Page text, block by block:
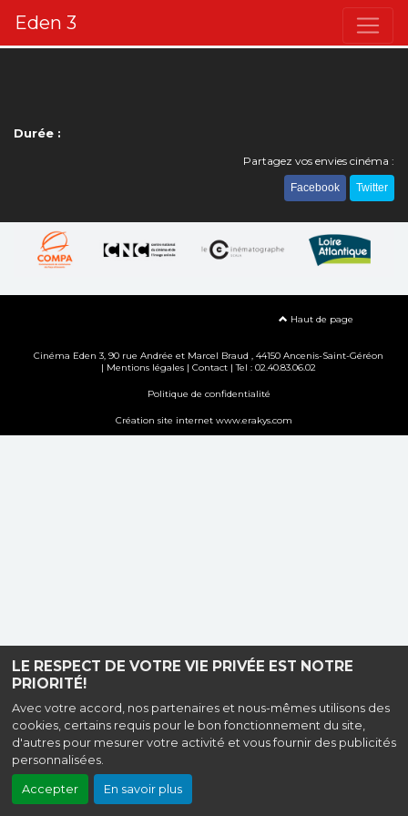
LE RESPECT DE VOTRE VIE PRIVÉE EST NOTRE
PRIORITÉ!
Avec votre accord, nos partenaires et nous-mêmes utilisons des
cookies, certains requis pour le bon fonctionnement du site,
d'autres pour mesurer votre activité et vous fournir des publicités
personnalisées.
Accepter En savoir plus
Eden 3
Durée :
Partagez vos envies cinéma :
Facebook Twitter
Haut de page
Cinéma Eden 3, 90 rue Andrée et Marcel Braud , 44150 Ancenis-Saint-Géréon
| Mentions légales | Contact | Tel : 02.40.83.06.02
Politique de confidentialité
Création site internet www.erakys.com